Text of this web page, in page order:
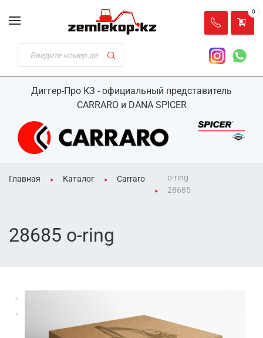
Диггер-Про КЗ - официальный представитель
CARRARO и DANA SPICER
0
Главная Каталог Carraro
o-ring
28685
28685 o-ring